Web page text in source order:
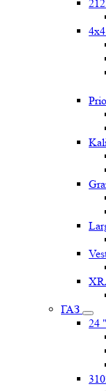
4х4
ГАЗ
24